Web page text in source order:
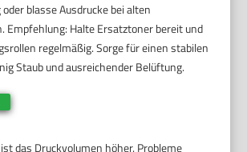
blasse Ausdrucke bei alten
Empfehlung: Halte Ersatztoner bereit und
regelmäßig. Sorge für einen stabilen
Staub und ausreichender Belüftung.
das Druckvolumen höher. Probleme